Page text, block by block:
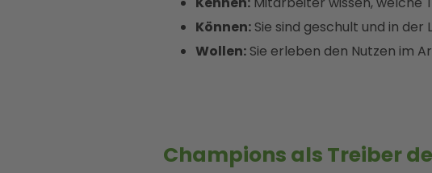
Können: Sie sind geschult und in der
Wollen: Sie erleben den Nutzen im
Champions als Treiber